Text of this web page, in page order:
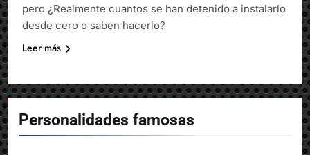
Personalidades famosas
pero ¿Realmente cuantos se han detenido a instalarlo
desde cero o saben hacerlo?
Leer más